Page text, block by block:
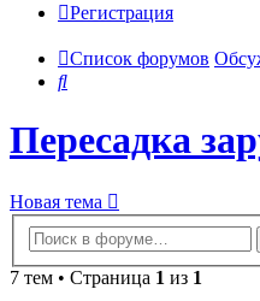
Регистрация
Список форумов
Поиск
Пересадка
Новая тема
7 тем • Страница 1 из 1